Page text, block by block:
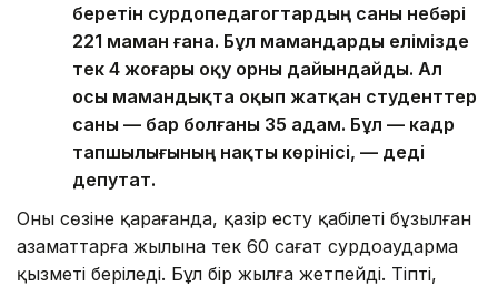
беретін сурдопедагогтардың саны небәрі
221 маман ғана. Бұл мамандарды елімізде
тек 4 жоғары оқу орны дайындайды. Ал
осы мамандықта оқып жатқан студенттер
саны — бар болғаны 35 адам. Бұл — кадр
тапшылығының нақты көрінісі, — деді
депутат.
Оның сөзіне қарағанда, қазір есту қабілеті бұзылған
азаматтарға жылына тек 60 сағат сурдоаударма
қызметі беріледі. Бұл бір жылға жетпейді. Тіпті,